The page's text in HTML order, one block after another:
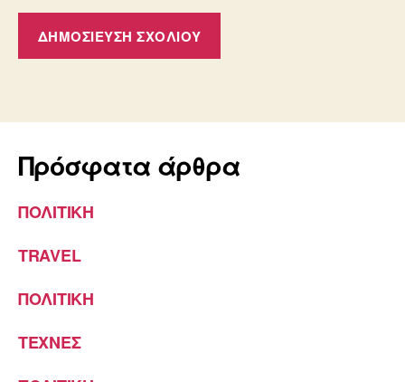
Πρόσφατα άρθρα
ΠΟΛΙΤΙΚΗ
TRAVEL
ΠΟΛΙΤΙΚΗ
ΤΕΧΝΕΣ